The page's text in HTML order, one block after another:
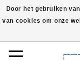
Worldwide Shipping
Door het gebruiken
van cookies om onze